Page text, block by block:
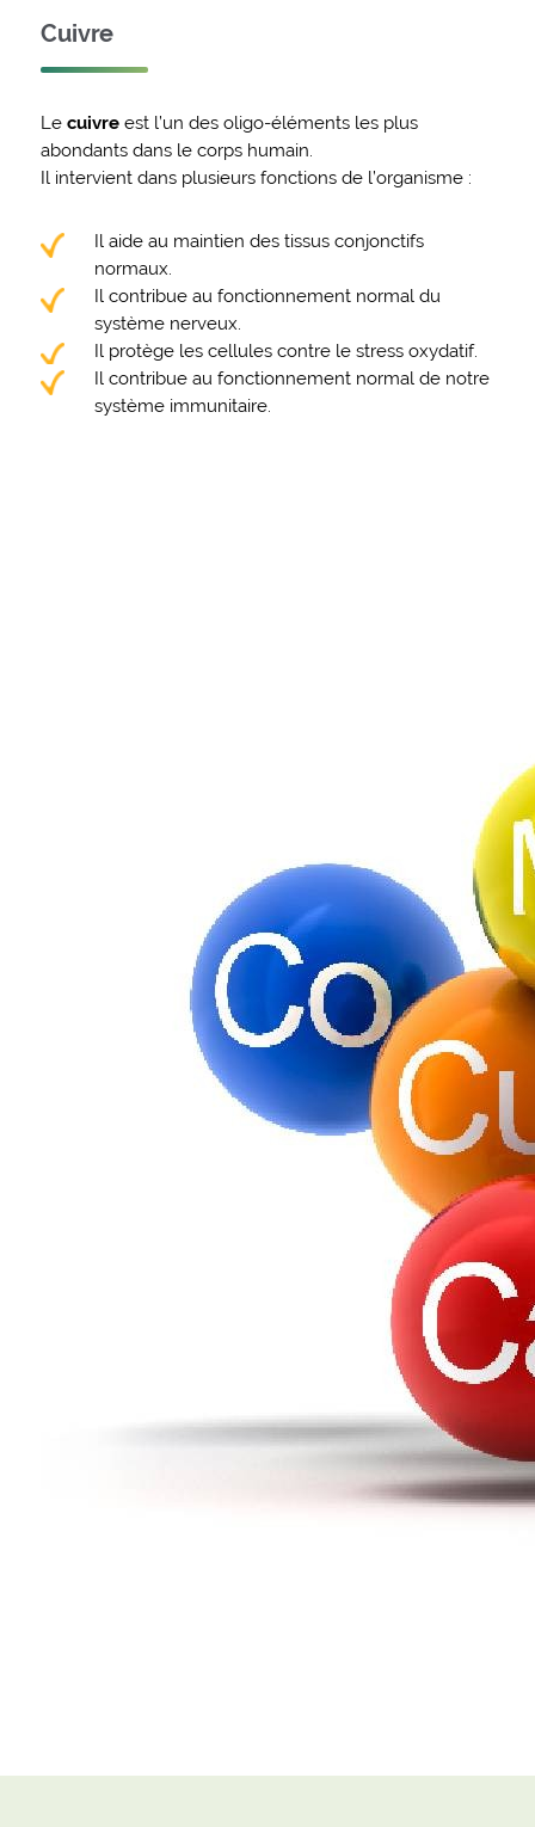
Cuivre
Le cuivreest l’un des oligo-éléments les plus
abondants dans le corps humain.
Il intervient dans plusieurs fonctions de l’organisme :
Il aide au maintien des tissus conjonctifs
normaux.
Il contribue au fonctionnement normal du
système nerveux.
Il protège les cellules contre le stress oxydatif.
Il contribue au fonctionnement normal de notre
système immunitaire.